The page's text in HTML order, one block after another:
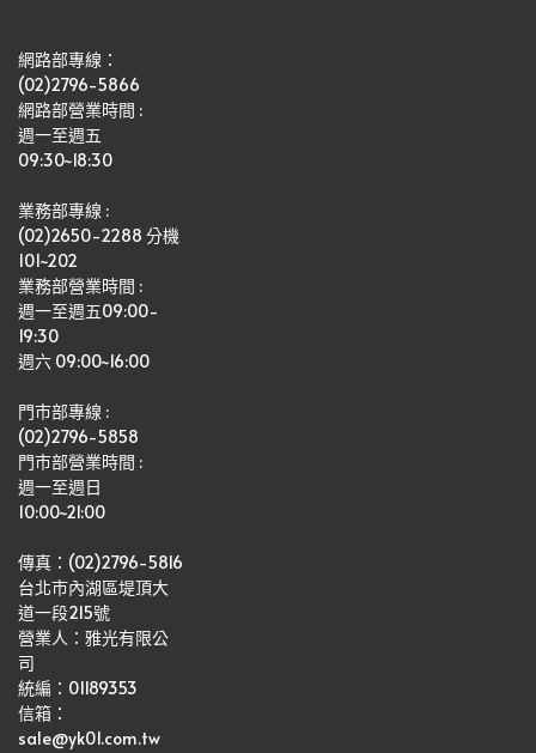
網路部專線：
(02)2796-5866
網路部營業時間 :
週一至週五
09:30~18:30
業務部專線 :
(02)2650-2288 分機
101~202
業務部營業時間 :
週一至週五09:00-
19:30
週六 09:00~16:00
門市部專線 :
(02)2796-5858
門市部營業時間 :
週一至週日
10:00~21:00
傳真：(02)2796-5816
台北市內湖區堤頂大
道一段215號
營業人：雅光有限公
司
統編：01189353
信箱：
sale@yk01.com.tw